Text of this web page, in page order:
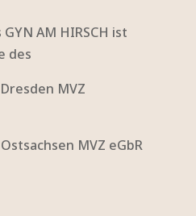
AM HIRSCH ist
des
MVZ
MVZ eGbR